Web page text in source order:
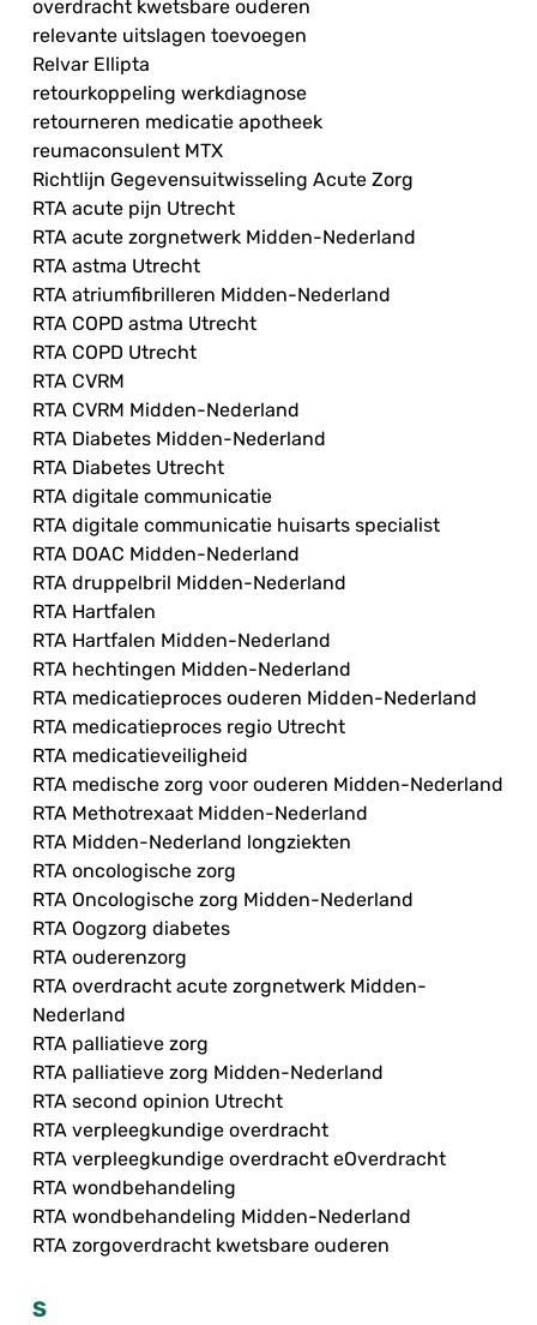
overdracht kwetsbare ouderen
relevante uitslagen toevoegen
Relvar Ellipta
retourkoppeling werkdiagnose
retourneren medicatie apotheek
reumaconsulent MTX
Richtlijn Gegevensuitwisseling Acute Zorg
RTA acute pijn Utrecht
RTA acute zorgnetwerk Midden-Nederland
RTA astma Utrecht
RTA atriumfibrilleren Midden-Nederland
RTA COPD astma Utrecht
RTA COPD Utrecht
RTA CVRM
RTA CVRM Midden-Nederland
RTA Diabetes Midden-Nederland
RTA Diabetes Utrecht
RTA digitale communicatie
RTA digitale communicatie huisarts specialist
RTA DOAC Midden-Nederland
RTA druppelbril Midden-Nederland
RTA Hartfalen
RTA Hartfalen Midden-Nederland
RTA hechtingen Midden-Nederland
RTA medicatieproces ouderen Midden-Nederland
RTA medicatieproces regio Utrecht
RTA medicatieveiligheid
RTA medische zorg voor ouderen Midden-Nederland
RTA Methotrexaat Midden-Nederland
RTA Midden-Nederland longziekten
RTA oncologische zorg
RTA Oncologische zorg Midden-Nederland
RTA Oogzorg diabetes
RTA ouderenzorg
RTA overdracht acute zorgnetwerk Midden-
Nederland
RTA palliatieve zorg
RTA palliatieve zorg Midden-Nederland
RTA second opinion Utrecht
RTA verpleegkundige overdracht
RTA verpleegkundige overdracht eOverdracht
RTA wondbehandeling
RTA wondbehandeling Midden-Nederland
RTA zorgoverdracht kwetsbare ouderen
S